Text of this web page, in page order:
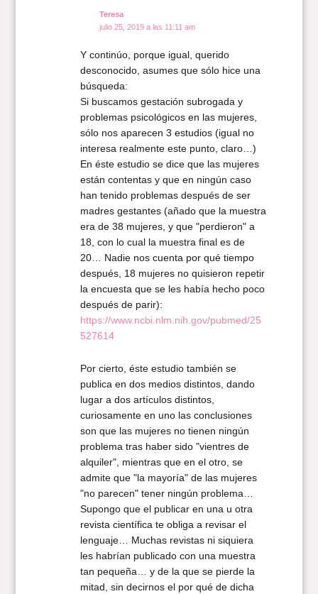
Teresa
julio 25, 2019 a las 11:11 am
Y continúo, porque igual, querido
desconocido, asumes que sólo hice una
búsqueda:
Si buscamos gestación subrogada y
problemas psicológicos en las mujeres,
sólo nos aparecen 3 estudios (igual no
interesa realmente este punto, claro…)
En éste estudio se dice que las mujeres
están contentas y que en ningún caso
han tenido problemas después de ser
madres gestantes (añado que la muestra
era de 38 mujeres, y que "perdieron" a
18, con lo cual la muestra final es de
20… Nadie nos cuenta por qué tiempo
después, 18 mujeres no quisieron repetir
la encuesta que se les había hecho poco
después de parir):
https://www.ncbi.nlm.nih.gov/pubmed/25
527614
Por cierto, éste estudio también se
publica en dos medios distintos, dando
lugar a dos artículos distintos,
curiosamente en uno las conclusiones
son que las mujeres no tienen ningún
problema tras haber sido "vientres de
alquiler", mientras que en el otro, se
admite que "la mayoría" de las mujeres
"no parecen" tener ningún problema…
Supongo que el publicar en una u otra
revista científica te obliga a revisar el
lenguaje… Muchas revistas ni siquiera
les habrían publicado con una muestra
tan pequeña… y de la que se pierde la
mitad, sin decirnos el por qué de dicha